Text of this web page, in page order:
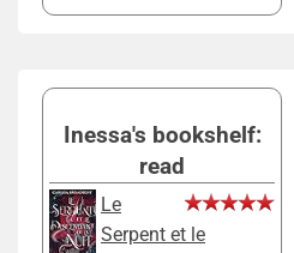
Inessa's bookshelf:
read
Le
Serpent et le